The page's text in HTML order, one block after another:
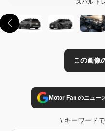
スバル ト
Motor Fan のニュー
\ キーワード